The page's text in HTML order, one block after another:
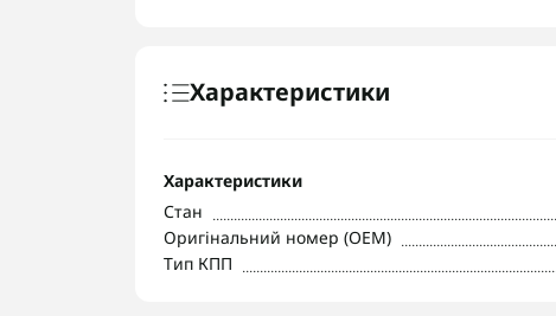
Характеристики
Характеристики
Стан
Оригінальний номер (OEM)
Тип КПП